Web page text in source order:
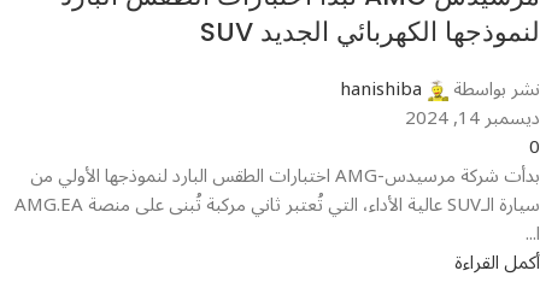
لنموذجها الكهربائي الجديد SUV
نشر بواسطة hanishiba
ديسمبر 14, 2024
0
بدأت شركة مرسيدس-AMG اختبارات الطقس البارد لنموذجها الأولي من
سيارة الـSUV عالية الأداء، التي تُعتبر ثاني مركبة تُبنى على منصة AMG.EA
ا...
أكمل القراءة